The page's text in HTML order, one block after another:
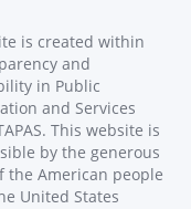
is created within
and
in Public
and Services
This website is
by the generous
the American people
United States